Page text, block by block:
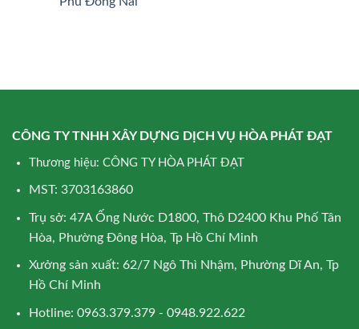
CÔNG TY TNHH XÂY DỰNG DỊCH VỤ HÒA PHÁT ĐẠT
Thương hiệu: CÔNG TY HÒA PHÁT ĐẠT
MST: 3703163860
Trụ sở: 47A Ống Nước D1800, Thô D2400 Khu Phố Tân
Hòa, Phường Đông Hòa, Tp Hồ Chí Minh
Xưởng sản xuất: 62/7 Ngô Thì Nhậm, Phường Dĩ An, Tp
Hồ Chí Minh
Hotline: 0963.379.379 - 0948.922.622